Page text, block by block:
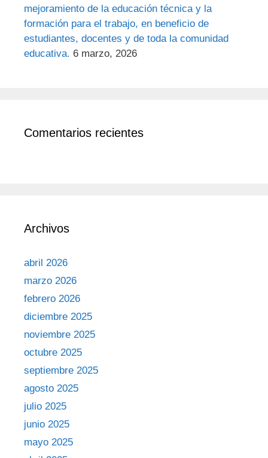
mejoramiento de la educación técnica y la
formación para el trabajo, en beneficio de
estudiantes, docentes y de toda la comunidad
educativa. 6 marzo, 2026
Comentarios recientes
Archivos
abril 2026
marzo 2026
febrero 2026
diciembre 2025
noviembre 2025
octubre 2025
septiembre 2025
agosto 2025
julio 2025
junio 2025
mayo 2025